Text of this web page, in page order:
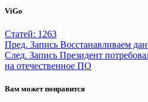
ViGo
Статей: 1263
Пред. Запись Восстанавливаем
След. Запись Президент
на отечественное ПО
Вам может понравится